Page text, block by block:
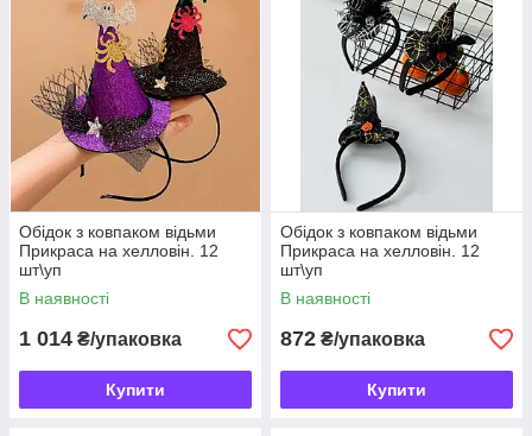
Обідок з ковпаком відьми
Прикраса на хелловін. 12
шт\уп
В наявності
1 014 ₴/упаковка
Купити
Обідок з ковпаком відьми
Прикраса на хелловін. 12
шт\уп
В наявності
872 ₴/упаковка
Купити